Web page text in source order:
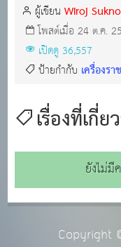
ผู้เขียนWiroj
โพสต์เมื่อ 24 ต.ค.
เปิดดู 36,557
ป้ายกำกับ เครื่องร
เรื่องที่เกี่ย
ยังไม่